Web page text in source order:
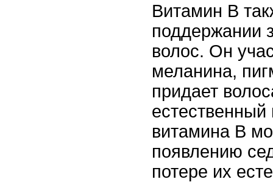
Витамин В
поддержании
волос. Он
меланина,
придает
естественный
витамина В
появлению
потере их